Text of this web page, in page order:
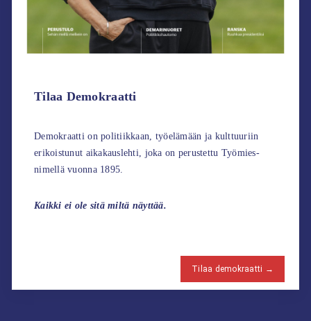
Tilaa Demokraatti
Demokraatti on politiikkaan, työelämään ja kulttuuriin
erikoistunut aikakauslehti, joka on perustettu Työmies-
nimellä vuonna 1895.
Kaikki ei ole sitä miltä näyttää.
Tilaa demokraatti →